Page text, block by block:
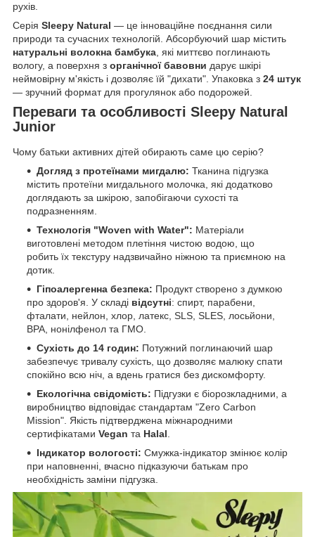
рухів.
Серія Sleepy Natural — це інноваційне поєднання сили
природи та сучасних технологій. Абсорбуючий шар містить
натуральні волокна бамбука, які миттєво поглинають
вологу, а поверхня з органічної бавовни дарує шкірі
неймовірну м'якість і дозволяє їй "дихати". Упаковка з 24 штук
— зручний формат для прогулянок або подорожей.
Переваги та особливості Sleepy Natural
Junior
Чому батьки активних дітей обирають саме цю серію?
Догляд з протеїнами мигдалю: Тканина підгузка
містить протеїни мигдального молочка, які додатково
доглядають за шкірою, запобігаючи сухості та
подразненням.
Технологія "Woven with Water": Матеріали
виготовлені методом плетіння чистою водою, що
робить їх текстуру надзвичайно ніжною та приємною на
дотик.
Гіпоалергенна безпека: Продукт створено з думкою
про здоров'я. У складі відсутні: спирт, парабени,
фталати, нейлон, хлор, латекс, SLS, SLES, лосьйони,
BPA, нонілфенол та ГМО.
Сухість до 14 годин: Потужний поглинаючий шар
забезпечує тривалу сухість, що дозволяє малюку спати
спокійно всю ніч, а вдень гратися без дискомфорту.
Екологічна свідомість: Підгузки є біорозкладними, а
виробництво відповідає стандартам "Zero Carbon
Mission". Якість підтверджена міжнародними
сертифікатами Vegan та Halal
Індикатор вологості: Смужка-індикатор змінює колір
при наповненні, вчасно підказуючи батькам про
необхідність заміни підгузка.